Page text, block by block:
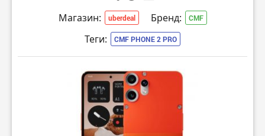
Магазин: uberdeal Бренд: CMF
Теги: CMF PHONE 2 PRO